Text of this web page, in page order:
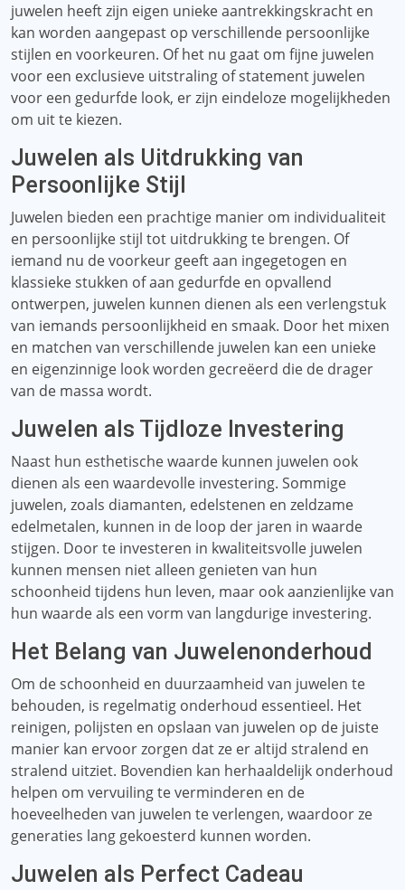
juwelen heeft zijn eigen unieke aantrekkingskracht en
kan worden aangepast op verschillende persoonlijke
stijlen en voorkeuren. Of het nu gaat om fijne juwelen
voor een exclusieve uitstraling of statement juwelen
voor een gedurfde look, er zijn eindeloze mogelijkheden
om uit te kiezen.
Juwelen als Uitdrukking van
Persoonlijke Stijl
Juwelen bieden een prachtige manier om individualiteit
en persoonlijke stijl tot uitdrukking te brengen. Of
iemand nu de voorkeur geeft aan ingegetogen en
klassieke stukken of aan gedurfde en opvallend
ontwerpen, juwelen kunnen dienen als een verlengstuk
van iemands persoonlijkheid en smaak. Door het mixen
en matchen van verschillende juwelen kan een unieke
en eigenzinnige look worden gecreëerd die de drager
van de massa wordt.
Juwelen als Tijdloze Investering
Naast hun esthetische waarde kunnen juwelen ook
dienen als een waardevolle investering. Sommige
juwelen, zoals diamanten, edelstenen en zeldzame
edelmetalen, kunnen in de loop der jaren in waarde
stijgen. Door te investeren in kwaliteitsvolle juwelen
kunnen mensen niet alleen genieten van hun
schoonheid tijdens hun leven, maar ook aanzienlijke van
hun waarde als een vorm van langdurige investering.
Het Belang van Juwelenonderhoud
Om de schoonheid en duurzaamheid van juwelen te
behouden, is regelmatig onderhoud essentieel. Het
reinigen, polijsten en opslaan van juwelen op de juiste
manier kan ervoor zorgen dat ze er altijd stralend en
stralend uitziet. Bovendien kan herhaaldelijk onderhoud
helpen om vervuiling te verminderen en de
hoeveelheden van juwelen te verlengen, waardoor ze
generaties lang gekoesterd kunnen worden.
Juwelen als Perfect Cadeau